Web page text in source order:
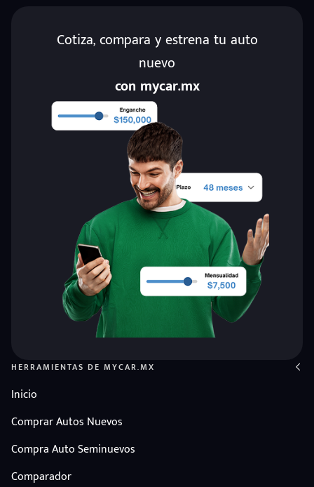
Cotiza, compara y estrena tu auto
nuevo
con mycar.mx
HERRAMIENTAS DE MYCAR.MX
Inicio
Comprar Autos Nuevos
Compra Auto Seminuevos
Comparador